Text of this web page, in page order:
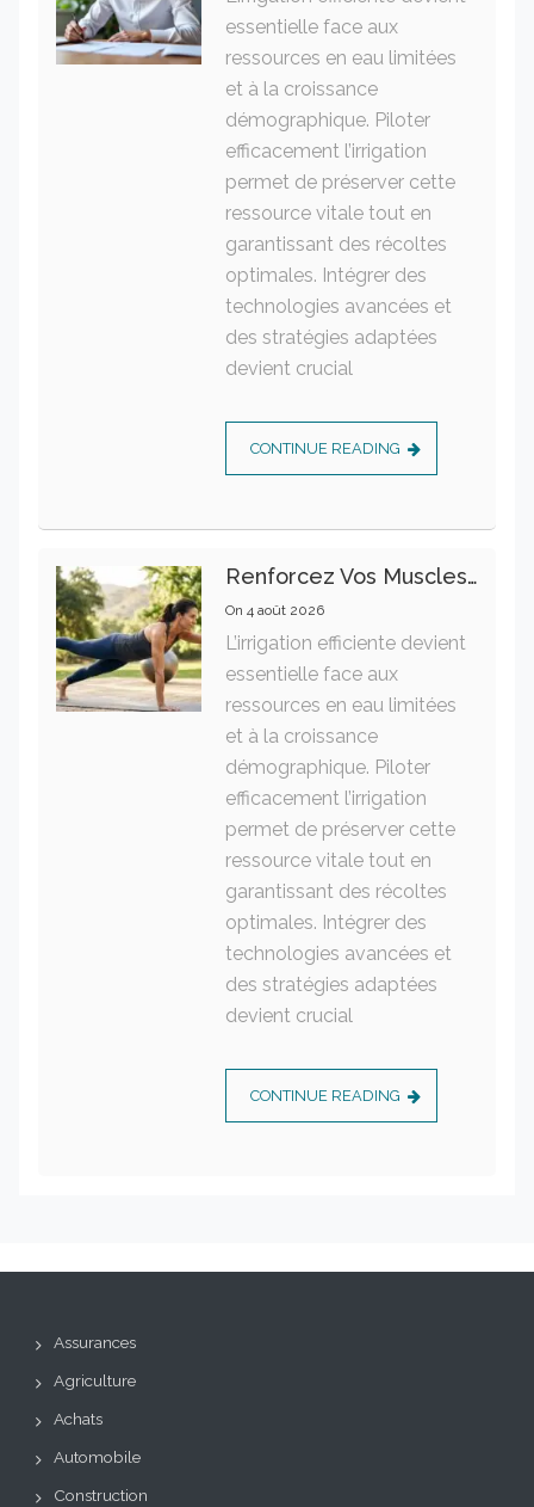
essentielle face aux
ressources en eau limitées
et à la croissance
démographique. Piloter
efficacement l’irrigation
permet de préserver cette
ressource vitale tout en
garantissant des récoltes
optimales. Intégrer des
technologies avancées et
des stratégies adaptées
devient crucial
CONTINUE READING
Renforcez Vos Muscles Profonds Pour Apaiser Votre Mal De Dos
On 4 août 2026
L’irrigation efficiente devient
essentielle face aux
ressources en eau limitées
et à la croissance
démographique. Piloter
efficacement l’irrigation
permet de préserver cette
ressource vitale tout en
garantissant des récoltes
optimales. Intégrer des
technologies avancées et
des stratégies adaptées
devient crucial
CONTINUE READING
Assurances
Agriculture
Achats
Automobile
Construction